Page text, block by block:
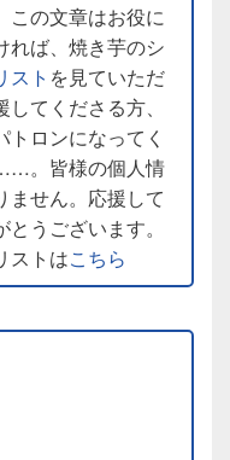
この文章はお役に
ば、焼き芋のシ
スト を見ていただ
てくださる方、
ロンになってく
。皆様の個人情
ません。応援して
うございます。
ストはこちら